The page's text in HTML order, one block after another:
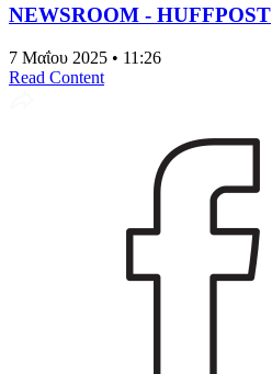
NEWSROOM - HUFFPOST
7 Μαΐου 2025 • 11:26
Read Content